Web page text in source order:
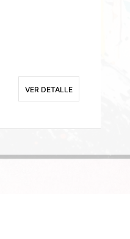
VER DETALLE